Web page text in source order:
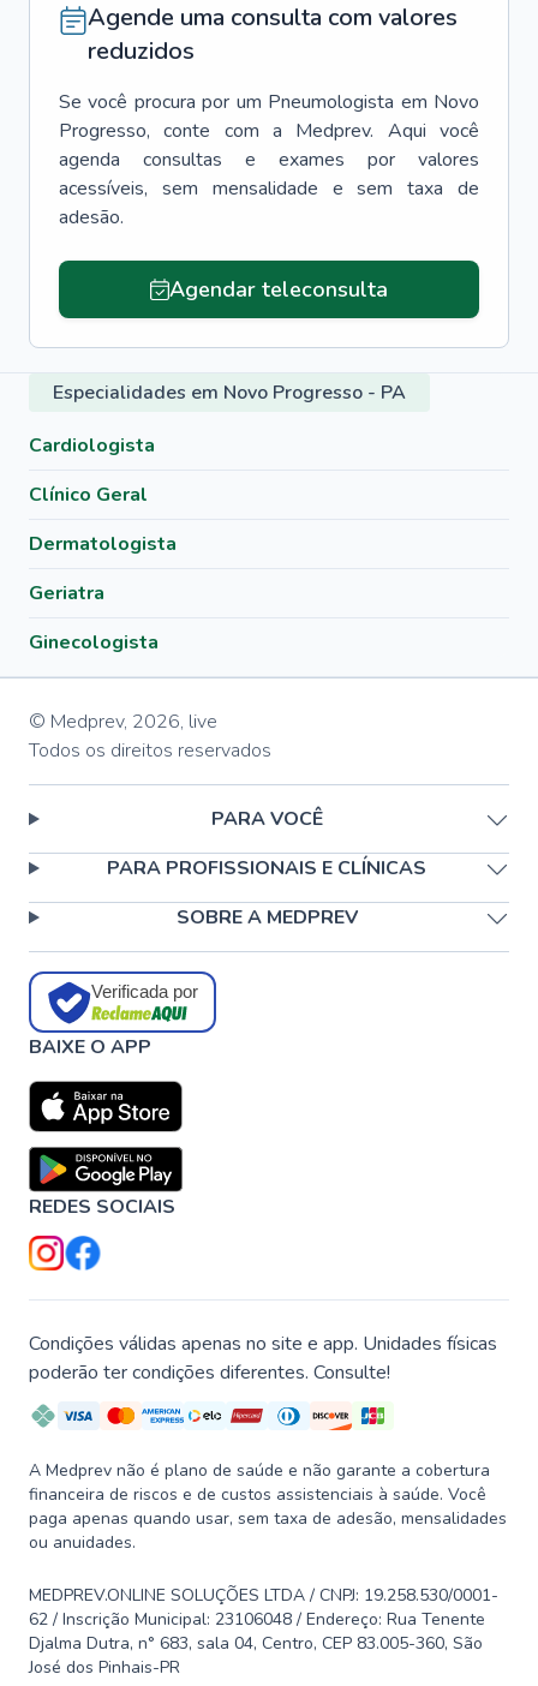
Agende uma consulta com valores
reduzidos
Se você procura por um Pneumologista em Novo
Progresso, conte com a Medprev. Aqui você
agenda consultas e exames por valores
acessíveis, sem mensalidade e sem taxa de
adesão.
Agendar teleconsulta
Especialidades em Novo Progresso - PA
Cardiologista
Clínico Geral
Dermatologista
Geriatra
Ginecologista
© Medprev, 2026, live
Todos os direitos reservados
PARA VOCÊ
PARA PROFISSIONAIS E CLÍNICAS
SOBRE A MEDPREV
Verificada por
BAIXE O APP
REDES SOCIAIS
Condições válidas apenas no site e app. Unidades físicas
poderão ter condições diferentes. Consulte!
A Medprev não é plano de saúde e não garante a cobertura
financeira de riscos e de custos assistenciais à saúde. Você
paga apenas quando usar, sem taxa de adesão, mensalidades
ou anuidades.
MEDPREV.ONLINE SOLUÇÕES LTDA / CNPJ: 19.258.530/0001-
62 / Inscrição Municipal: 23106048 / Endereço: Rua Tenente
Djalma Dutra, n° 683, sala 04, Centro, CEP 83.005-360, São
José dos Pinhais-PR